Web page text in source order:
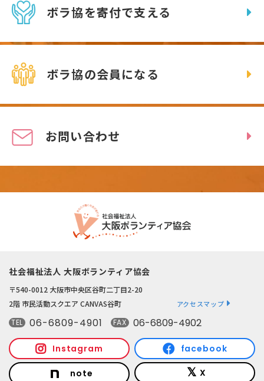
ボラ協を寄付で支える
ボラ協の会員になる
お問い合わせ
社会福祉法人 大阪ボランティア協会
〒540-0012 大阪市中央区谷町二丁目2-20
2階 市民活動スクエア CANVAS谷町
アクセスマップ
TEL 06-6809-4901 FAX 06-6809-4902
Instagram facebook
note X